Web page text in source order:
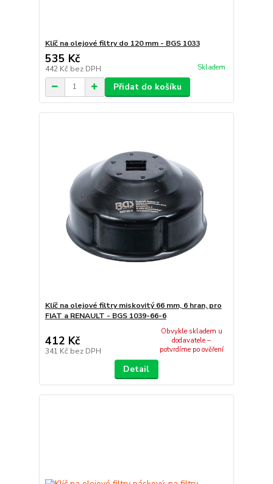
Klíč na olejové filtry do 120 mm - BGS 1033
535 Kč
442 Kč bez DPH Skladem
Přidat do košíku
Klíč na olejové filtry miskovitý 66 mm, 6 hran, pro
FIAT a RENAULT - BGS 1039-66-6
412 Kč
341 Kč bez DPH
Obvykle skladem u
dodavatele –
potvrdíme po ověření
Detail